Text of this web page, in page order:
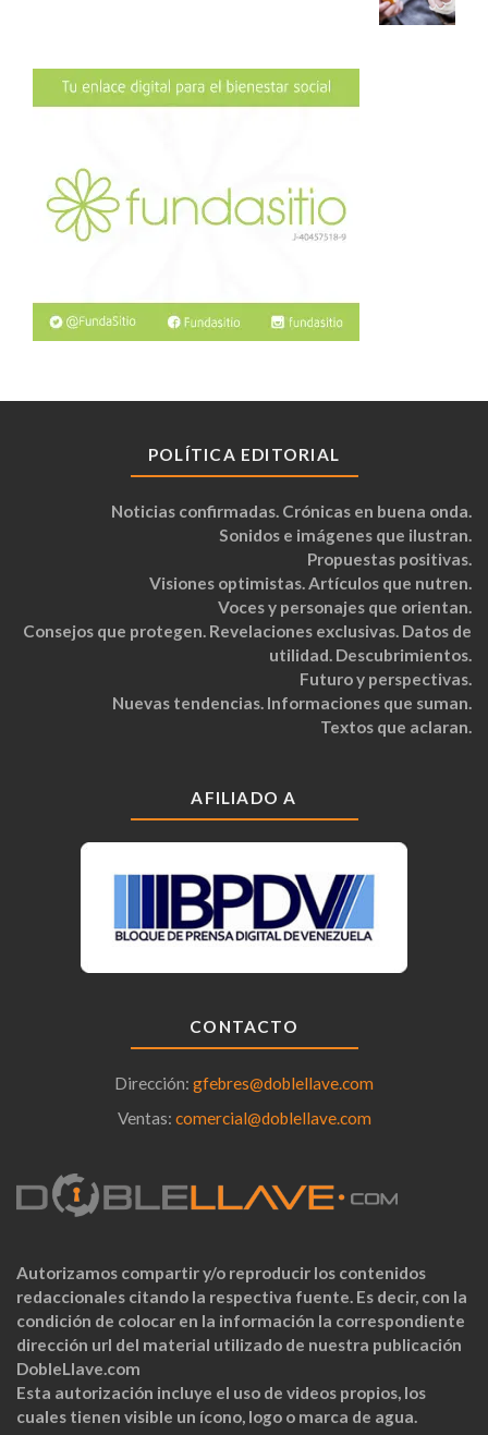
POLÍTICA EDITORIAL
Noticias confirmadas. Crónicas en buena onda.
Sonidos e imágenes que ilustran.
Propuestas positivas.
Visiones optimistas. Artículos que nutren.
Voces y personajes que orientan.
Consejos que protegen. Revelaciones exclusivas. Datos de
utilidad. Descubrimientos.
Futuro y perspectivas.
Nuevas tendencias. Informaciones que suman.
Textos que aclaran.
AFILIADO A
CONTACTO
Dirección: gfebres@doblellave.com
Ventas: comercial@doblellave.com
Autorizamos compartir y/o reproducir los contenidos
redaccionales citando la respectiva fuente. Es decir, con la
condición de colocar en la información la correspondiente
dirección url del material utilizado de nuestra publicación
DobleLlave.com
Esta autorización incluye el uso de videos propios, los
cuales tienen visible un ícono, logo o marca de agua.